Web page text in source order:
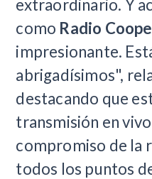
extraordinario. Y
como Radio
impresionante.
abrigadísimos",
destacando que
transmisión en
compromiso de la
todos los puntos